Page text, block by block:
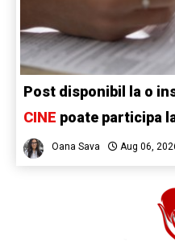
Post disponibil la o
CINE poate participa
Oana Sava Aug 06,